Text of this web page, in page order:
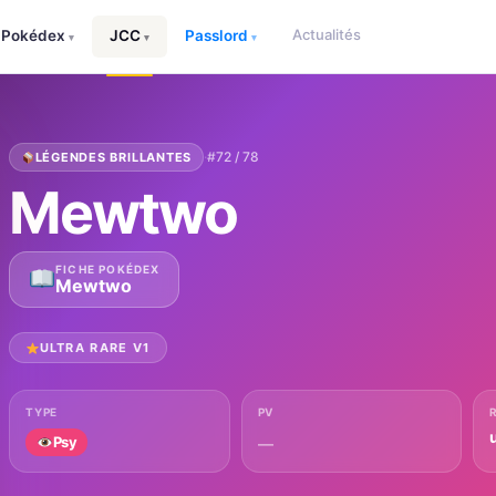
Pokédex ▾ JCC ▾ Passlord ▾ Actualités
LÉGENDES BRILLANTES ·#72 / 78
Mewtwo
FICHE POKÉDEX
Mewtwo
ULTRA RARE V1
TYPE
Psy
PV
—